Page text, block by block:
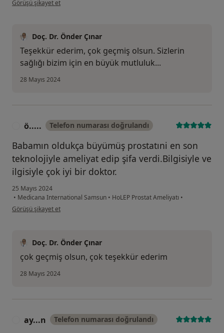
Görüşü şikayet et
Doç. Dr. Önder Çınar
Teşekkür ederim, çok geçmiş olsun. Sizlerin
sağlığı bizim için en büyük mutluluk...
28 Mayıs 2024
ö..... Telefon numarası doğrulandı
Babamın oldukça büyümüş prostatıni en son
teknolojiyle ameliyat edip şifa verdi.Bilgisiyle ve
ilgisiyle çok iyi bir doktor.
25 Mayıs 2024
• Medicana International Samsun • HoLEP Prostat Ameliyatı •
kullanıcının görüşüne göre ö.....
Görüşü şikayet et
Doç. Dr. Önder Çınar
çok geçmiş olsun, çok teşekkür ederim
28 Mayıs 2024
ay...n Telefon numarası doğrulandı